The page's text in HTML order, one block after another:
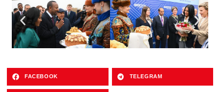
FACEBOOK TELEGRAM